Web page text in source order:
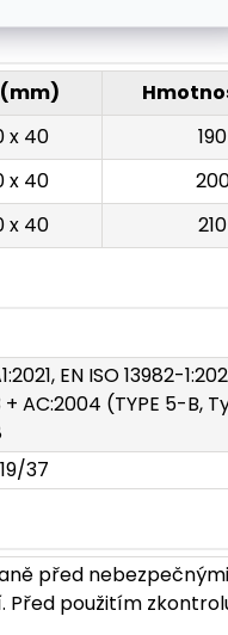
x 40 190
x 40
x 40 210
EN ISO 13982-
AC:2004 (TYPE 5-B,
37
před
použitím